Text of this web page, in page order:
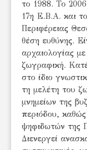
το 1988. Το
17η Ε.Β.Α. και
Περιφέρειας
θέση ευθύνης.
αρχαιολογίας
ζωγραφική.
στο ίδιο
τη μελέτη του
μνημείων της
περιόδου,
ψηφιδωτών της
Διενεργεί